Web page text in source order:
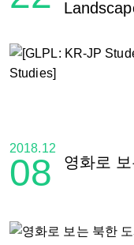
2018.12
08 영화로